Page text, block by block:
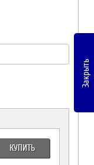
КУПИТЬ
Закрыть